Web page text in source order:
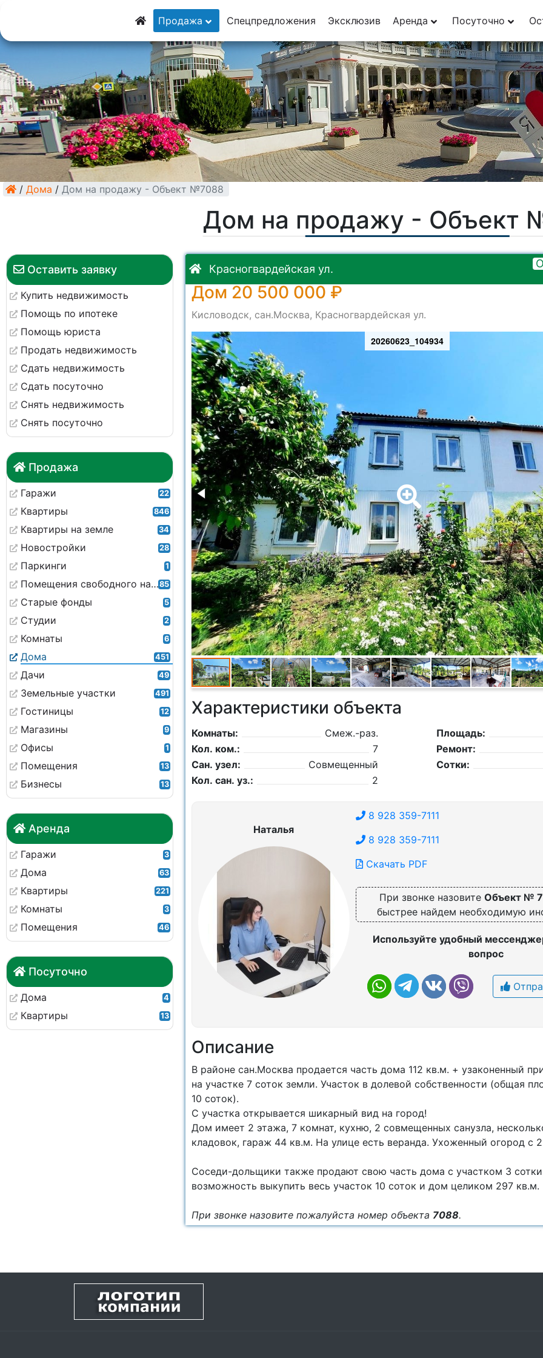
8 (928) 5555-929
8 (928) 3054-111
Продажа Спецпредложения Эксклюзив Аренда Посуточно
/ Дома / Дом на продажу - Объект №7088
Дом на продажу - Объект
Оставить заявку
Купить недвижимость
Помощь по ипотеке
Помощь юриста
Продать недвижимость
Сдать недвижимость
Сдать посуточно
Снять недвижимость
Снять посуточно
Продажа
Гаражи 22
Квартиры 846
Квартиры на земле 34
Новостройки 28
Паркинги 1
Помещения свободного назначения85
Старые фонды 5
Студии 2
Комнаты 6
Дома 451
Дачи 49
Земельные участки 491
Гостиницы 12
Магазины 9
Офисы 1
Помещения 13
Бизнесы 13
Аренда
Гаражи 3
Дома 63
Квартиры 221
Комнаты 3
Помещения 46
Посуточно
Дома 4
Квартиры 13
Красногвардейская ул.
Дом 20 500 000 ₽
Кисловодск, сан.Москва, Красногвардейская ул.
20260623_104934
Характеристики объекта
Комнаты:
Смеж.-раз.
Кол. ком.:
7
Сан. узел:
Совмещенный
Кол. сан. уз.:
2
Площадь:
Ремонт:
Сотки:
Наталья
8 928 359-7111
8 928 359-7111
Скачать PDF
При звонке назовитеОбъект №
быстрее найдем необходимую
Используйте удобный
вопрос
Описание
В районе сан.Москва продается часть дома 112 кв.м. + узаконенный
на участке 7 соток земли. Участок в долевой собственности (общая
10 соток).
С участка открывается шикарный вид на город!
Дом имеет 2 этажа, 7 комнат, кухню, 2 совмещенных санузла,
кладовок, гараж 44 кв.м. На улице есть веранда. Ухоженный огород с
Соседи-дольщики также продают свою часть дома с участком 3
возможность выкупить весь участок 10 соток и дом целиком 297 кв.м.
При звонке назовите пожалуйста номер объекта 7088.